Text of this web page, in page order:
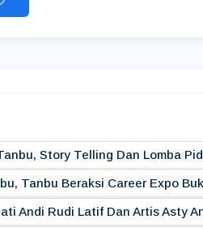
Story Telling Dan Lomba
Tanbu Beraksi Career Expo
Andi Rudi Latif Dan Artis Asty